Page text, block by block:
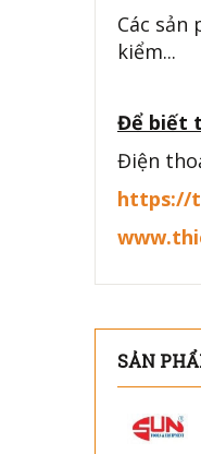
Các sản
kiểm...
Để biết
Điện
https://
SẢN